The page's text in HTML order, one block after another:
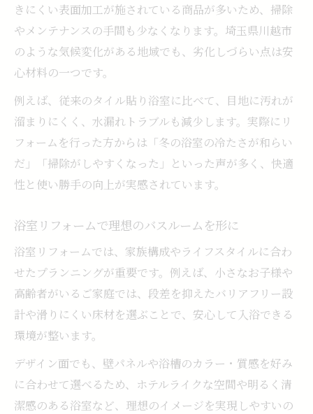
きにくい表面加工が施されている商品が多いため、掃除
やメンテナンスの手間も少なくなります。埼玉県川越市
のような気候変化がある地域でも、劣化しづらい点は安
心材料の一つです。
例えば、従来のタイル貼り浴室に比べて、目地に汚れが
溜まりにくく、水漏れトラブルも減少します。実際にリ
フォームを行った方からは「冬の浴室の冷たさが和らい
だ」「掃除がしやすくなった」といった声が多く、快適
性と使い勝手の向上が実感されています。
浴室リフォームで理想のバスルームを形に
浴室リフォームでは、家族構成やライフスタイルに合わ
せたプランニングが重要です。例えば、小さなお子様や
高齢者がいるご家庭では、段差を抑えたバリアフリー設
計や滑りにくい床材を選ぶことで、安心して入浴できる
環境が整います。
デザイン面でも、壁パネルや浴槽のカラー・質感を好み
に合わせて選べるため、ホテルライクな空間や明るく清
潔感のある浴室など、理想のイメージを実現しやすいの